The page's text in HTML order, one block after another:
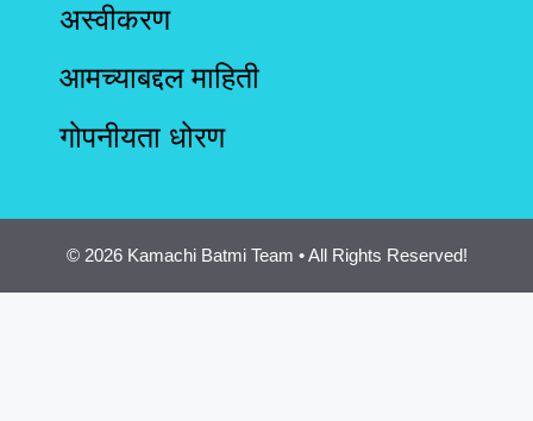
अस्वीकरण
आमच्याबद्दल माहिती
गोपनीयता धोरण
© 2026 Kamachi Batmi Team • All Rights Reserved!